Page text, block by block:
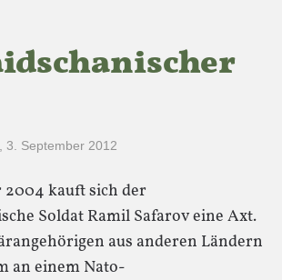
3. September 2012
2004 kauft sich der
Soldat Ramil Safarov eine Axt.
aus anderen Ländern
an einem Nato-